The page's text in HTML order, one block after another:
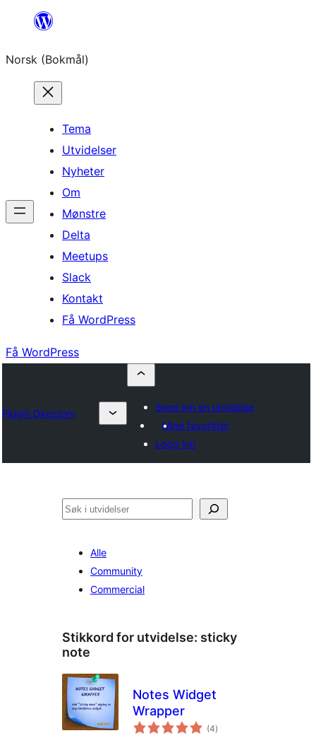
Hopp
innhold
Norsk (Bokmål)
Tema
Utvidelser
Nyheter
Om
Mønstre
Delta
Meetups
Slack
Kontakt
Få WordPress
Få WordPress
Plugin Directory
Send inn en utvidelse
Mine favoritter
Logg inn
Søk
Alle
Community
Commercial
Stikkord for utvidelse: sticky
note
Notes Widget
Wrapper
(4totale
vurderinger
)